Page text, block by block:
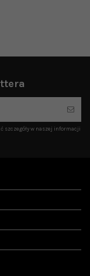
szczegóły w naszej informacji